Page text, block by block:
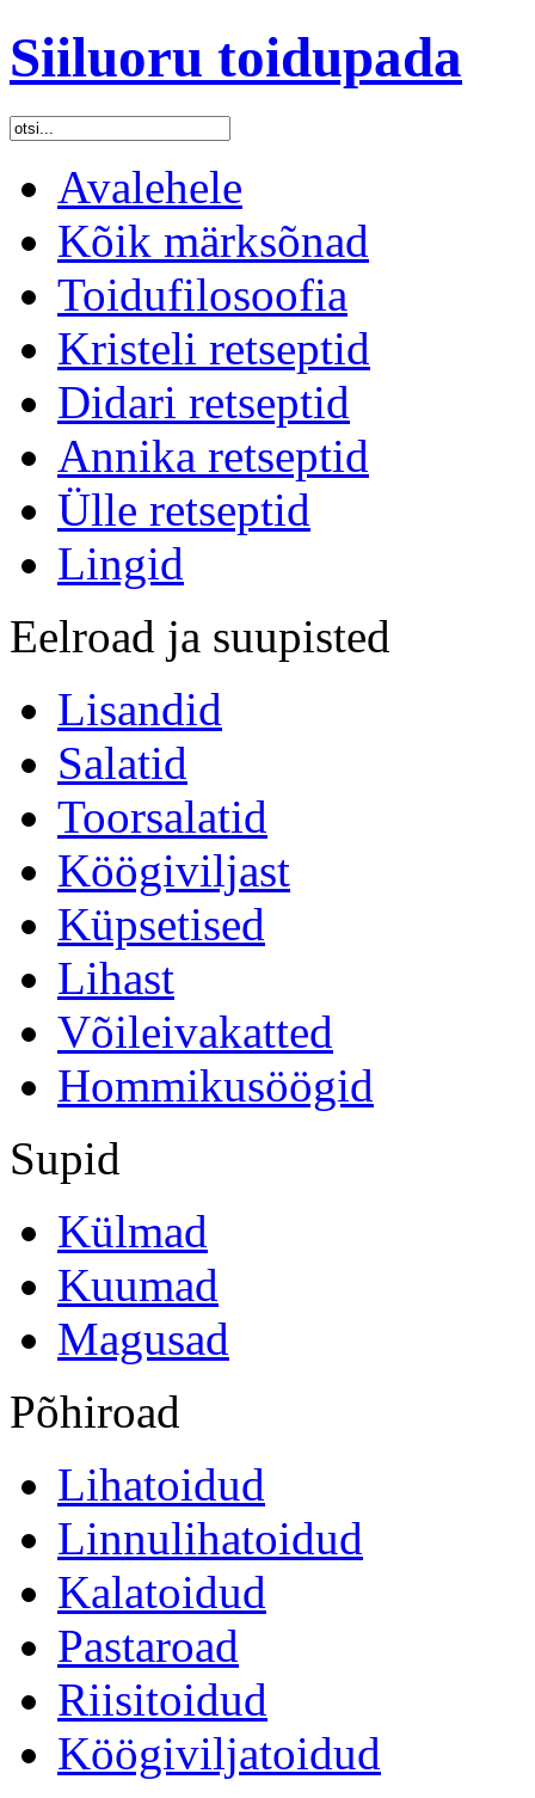
Siiluoru toidupada
Avalehele
Kõik märksõnad
Toidufilosoofia
Kristeli retseptid
Didari retseptid
Annika retseptid
Ülle retseptid
Lingid
Eelroad ja suupisted
Lisandid
Salatid
Toorsalatid
Köögiviljast
Küpsetised
Lihast
Võileivakatted
Hommikusöögid
Supid
Külmad
Kuumad
Magusad
Põhiroad
Lihatoidud
Linnulihatoidud
Kalatoidud
Pastaroad
Riisitoidud
Köögiviljatoidud